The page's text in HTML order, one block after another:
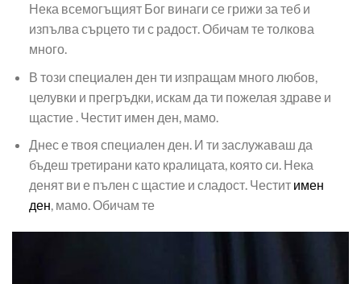
Нека всемогъщият Бог винаги се грижи за теб и
изпълва сърцето ти с радост. Обичам те толкова
много.
В този специален ден ти изпращам много любов,
целувки и прегръдки, искам да ти пожелая здраве и
щастие . Честит имен ден, мамо.
Днес е твоя специален ден. И ти заслужаваш да
бъдеш третирани като кралицата, която си. Нека
денят ви е пълен с щастие и сладост. Честит имен
ден, мамо. Обичам те